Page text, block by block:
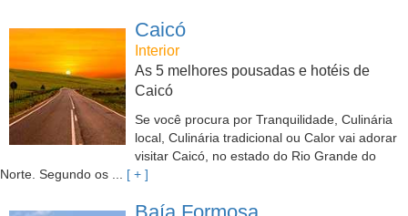
Caicó
Interior
As 5 melhores pousadas e hotéis de
Caicó
Se você procura por Tranquilidade, Culinária
local, Culinária tradicional ou Calor vai adorar
visitar Caicó, no estado do Rio Grande do
Norte. Segundo os ... [ + ]